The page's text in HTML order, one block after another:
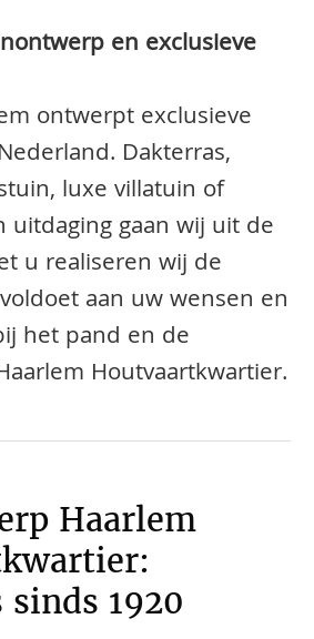
en exclusieve
ontwerpt exclusieve
Dakterras,
luxe villatuin of
uitdaging gaan wij uit de
u realiseren wij de
aan uw wensen en
het pand en de
Houtvaartkwartier.
Haarlem
1920